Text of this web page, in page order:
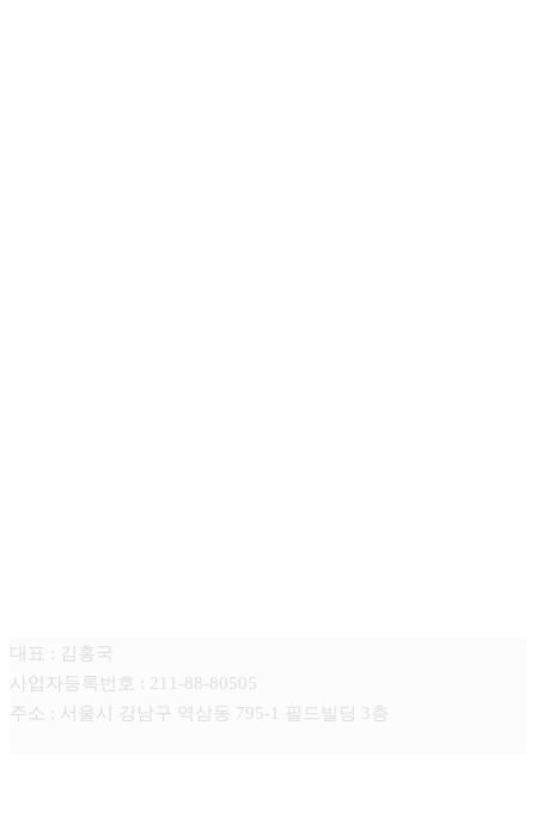
대표 : 김홍국
사업자등록번호 : 211-88-80505
주소 : 서울시 강남구 역삼동 795-1 필드빌딩 3층